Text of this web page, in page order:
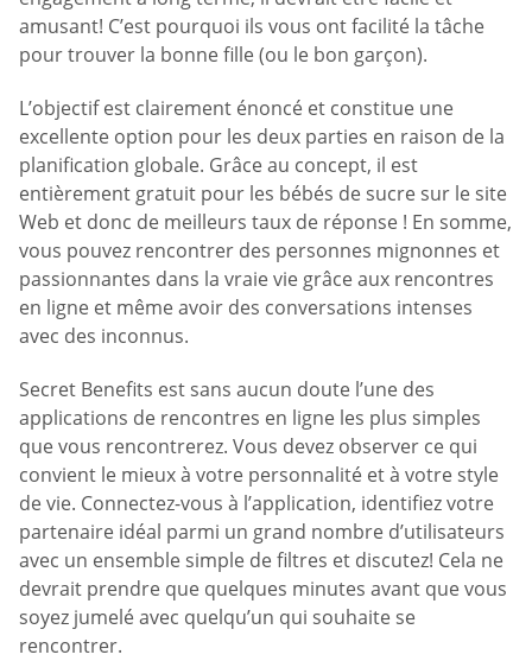
amusant! C’est pourquoi ils vous ont facilité la tâche
pour trouver la bonne fille (ou le bon garçon).
L’objectif est clairement énoncé et constitue une
excellente option pour les deux parties en raison de la
planification globale. Grâce au concept, il est
entièrement gratuit pour les bébés de sucre sur le site
Web et donc de meilleurs taux de réponse ! En somme,
vous pouvez rencontrer des personnes mignonnes et
passionnantes dans la vraie vie grâce aux rencontres
en ligne et même avoir des conversations intenses
avec des inconnus.
Secret Benefits est sans aucun doute l’une des
applications de rencontres en ligne les plus simples
que vous rencontrerez. Vous devez observer ce qui
convient le mieux à votre personnalité et à votre style
de vie. Connectez-vous à l’application, identifiez votre
partenaire idéal parmi un grand nombre d’utilisateurs
avec un ensemble simple de filtres et discutez! Cela ne
devrait prendre que quelques minutes avant que vous
soyez jumelé avec quelqu’un qui souhaite se
rencontrer.